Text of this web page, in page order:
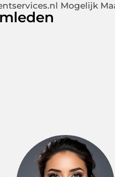
Mogelijk